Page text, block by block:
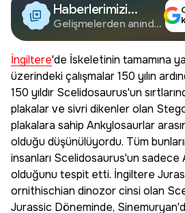
Haberlerimizi
Google'da Takip
Edin
Gelişmelerden anında
İngiltere'de İskeletinin tamamına
üzerindeki çalışmalar 150 yılın
150 yıldır Scelidosaurus'un
plakalar ve sivri dikenler olan
plakalara sahip Ankylosaurlar
olduğu düşünülüyordu. Tüm
insanları Scelidosaurus'un sadece
olduğunu tespit etti. İngiltere
ornithischian dinozor cinsi olan
Jurassic Döneminde,